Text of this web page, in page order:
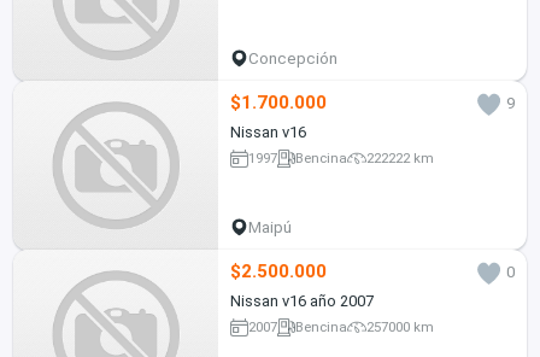
Concepción
$1.700.000
9
Nissan v16
1997 Bencina 222222 km
Maipú
$2.500.000
0
Nissan v16 año 2007
2007 Bencina 257000 km